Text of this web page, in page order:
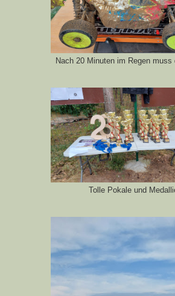
Nach 20 Minuten im Regen
Tolle Pokale und